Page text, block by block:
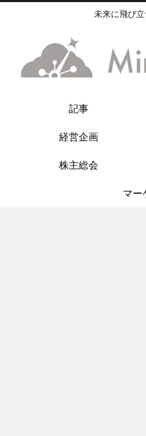
未来に飛び
記事
経営企画
株主総会
マー